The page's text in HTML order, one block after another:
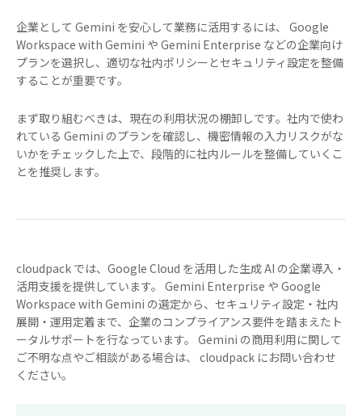
企業として Gemini を安心して業務に活用するには、 Google
Workspace with Gemini や Gemini Enterprise などの企業向け
プランを選択し、適切な社内ポリシーとセキュリティ設定を整備
することが重要です。
まず取り組むべきは、現在の利用状況の棚卸しです。社内で使わ
れている Gemini のプランを確認し、機密情報の入力リスクがな
いかをチェックした上で、段階的に社内ルールを整備していくこ
とを推奨します。
cloudpack では、Google Cloud を活用した生成 AI の企業導入・
活用支援を提供しています。 Gemini Enterprise や Google
Workspace with Gemini の選定から、セキュリティ設定・社内
展開・運用定着まで、企業のコンプライアンス要件を踏まえたト
ータルサポートを行なっています。 Gemini の商用利用に関して
ご不明な点やご相談がある場合は、 cloudpack にお問い合わせ
ください。